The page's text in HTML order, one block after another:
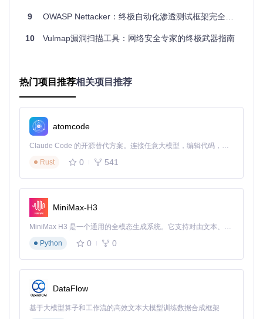
实践场景：ZGrab的实际应用
网络测绘
应用场景：了解企业内部网络或外部网络的整体状态，包括
行扫描，等待扫描完成后查看生成的JSON数据。
应用场景：定期检查企业公共设施的配置漏洞，防止被黑客
利用。
操作要点：针对关键网络设备和服务，使用ZGrab进行有针
对性的扫描，重点关注可能存在的安全隐患。
学术研究
应用场景 ：分析互联网上不同协议的分布和使用情况，为学
术研究提供数据支持。
操作要点：设计合理的扫描策略，收集大量的网络数据，利
用数据分析工具对结果进行深入研究。
价值收益
：为网络协议相关的学术研究提供有力的数据支
撑，推动网络技术的发展。
进阶指南：ZGrab的深入应用与社区参与
要深入应用ZGrab，用户可以根据自身需求编写自定义的抓取
9 OWASP Nettacker：终极自动化渗透测试框架完全指南
10 Vulmap漏洞扫描工具：网络安全专家的终极武器指南
热门项目推荐相关项目推荐
atomcode
Claude Code 的开源替代方案。连接任意大模型，编辑代码，运行命令，自动验证 — 全自动执行。用 Rust 构建，极致性能。 ｜ An open-source alternative to Claude Code. Connect any LLM, edit code, run commands, and verify changes — autonomously. Built in Rust for speed. Get Started
Rust
0 541
MiniMax-H3
MiniMax H3 是一个通用的全模态生成系统。它支持对由文本、图像、视频和音频组成的多模态上下文进行统一理解，并能生成分辨率高达 2K、时长可达 15 秒的带原生立体声音频的视频。得益于面向任务泛化的系统设计，H3 在预训练阶段就已具备广泛的多模态上下文理解与生成能力，能够出色地执行复杂的多模态指令。
Python
0 0
DataFlow
基于大模型算子和工作流的高效文本大模型训练数据合成框架